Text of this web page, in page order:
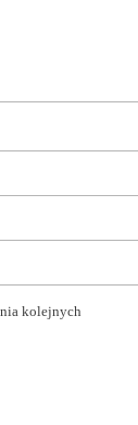
kolejnych